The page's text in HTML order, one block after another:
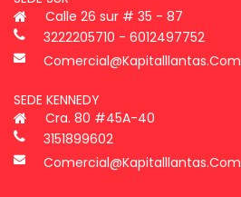
Calle 26 sur # 35 - 87
3222205710 - 6012497752
Comercial@kapitalllantas.com
SEDE KENNEDY
Cra. 80 #45A-40
3151899602
Comercial@kapitalllantas.com